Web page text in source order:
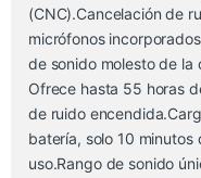
(CNC).Cancelación de
micrófonos
de sonido molesto de la
Ofrece hasta 55 horas
de ruido
batería, solo 10
uso.Rango de sonido